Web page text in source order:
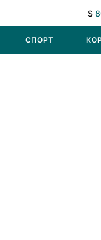
$
СПОРТ